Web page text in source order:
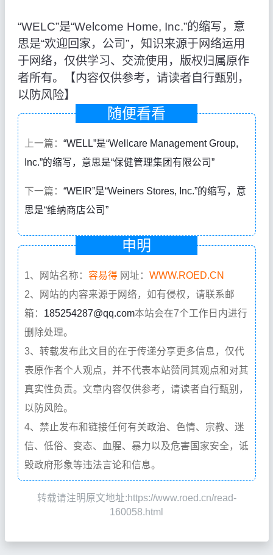
“WELC”是“Welcome Home, Inc.”的缩写，意
思是“欢迎回家，公司”，知识来源于网络运用
于网络，仅供学习、交流使用，版权归属原作
者所有。【内容仅供参考，请读者自行甄别，
以防风险】
随便看看
上一篇： “WELL”是“Wellcare Management Group,
Inc.”的缩写，意思是“保健管理集团有限公司”
下一篇： “WEIR”是“Weiners Stores, Inc.”的缩写，意
思是“维纳商店公司”
申明
1、网站名称： 容易得 网址： WWW.ROED.CN
2、网站的内容来源于网络，如有侵权，请联系邮
箱： 185254287@qq.com本站会在7个工作日内进行
删除处理。
3、转载发布此文目的在于传递分享更多信息，仅代
表原作者个人观点，并不代表本站赞同其观点和对其
真实性负责。文章内容仅供参考，请读者自行甄别，
以防风险。
4、禁止发布和链接任何有关政治、色情、宗教、迷
信、低俗、变态、血腥、暴力以及危害国家安全，诋
毁政府形象等违法言论和信息。
转载请注明原文地址:https://www.roed.cn/read-
160058.html